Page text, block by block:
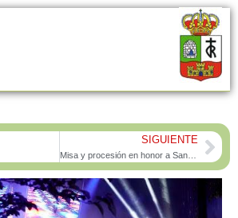
SIGUIENTE
Misa y procesión en honor a San Matías